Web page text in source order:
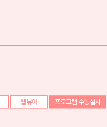
웹뷰어 프로그램 수동설치